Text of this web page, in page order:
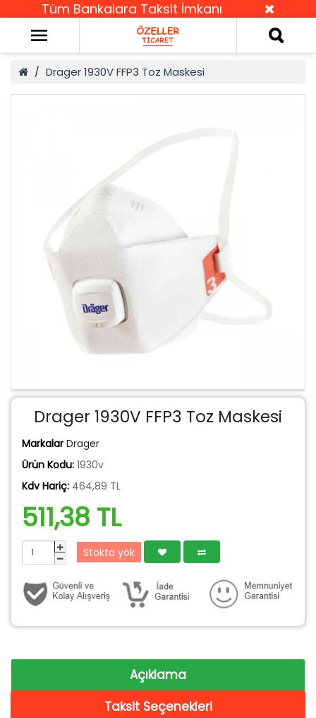
Tüm Bankalara Taksit İmkanı
Drager 1930V FFP3 Toz Maskesi
Drager 1930V FFP3 Toz Maskesi
Markalar Drager
Ürün Kodu: 1930v
Kdv Hariç: 464,89 TL
511,38 TL
Stokta yok
Açıklama
Taksit Seçenekleri